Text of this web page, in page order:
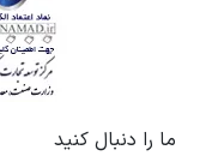
ما را دنبال کنید